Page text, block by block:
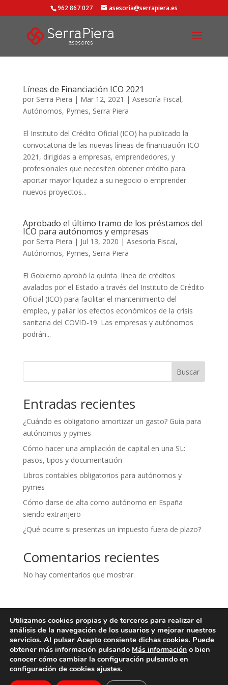
962 867 027 asesoria@serrapiera.es
Líneas de Financiación ICO 2021
por Serra Piera | Mar 12, 2021 | Asesoría Fiscal,
Autónomos, Pymes, Serra Piera
El Instituto del Crédito Oficial (ICO) ha publicado la
convocatoria de las nuevas líneas de financiación ICO
2021, dirigidas a empresas, emprendedores, y
profesionales que necesiten obtener crédito para
aportar mayor liquidez a su negocio o emprender
nuevos proyectos...
Aprobado el último tramo de los préstamos del
ICO para autónomos y empresas
por Serra Piera | Jul 13, 2020 | Asesoría Fiscal,
Autónomos, Pymes, Serra Piera
El Gobierno aprobó la quinta línea de créditos
avalados por el Estado a través del Instituto de Crédito
Oficial (ICO) para facilitar el mantenimiento del
empleo, y paliar los efectos económicos de la crisis
sanitaria del COVID-19. Las empresas y autónomos
podrán...
Buscar
Entradas recientes
¿Cuándo es obligatorio amortizar un gasto? Guía para
autónomos y pymes
Cómo hacer una ampliación de capital en una SL:
pasos, tipos y documentación
Libros contables obligatorios para autónomos y
pymes
Cómo darse de alta como autónomo en España
siendo extranjero
¿Qué ocurre si presentas un impuesto fuera de plazo?
Comentarios recientes
No hay comentarios que mostrar.
Aviso legal
Política de privacidad
Política de cookies
Contacto
Serra Piera Asesores - Todos los derechos reservados
Utilizamos cookies propias y de terceros para realizar el
análisis de la navegación de los usuarios y mejorar nuestros
servicios. Al pulsar Acepto consiente dichas cookies. Puede
obtener más información pulsando Más información o bien
conocer cómo cambiar la configuración pulsando en
configuración de cookies ajustes.